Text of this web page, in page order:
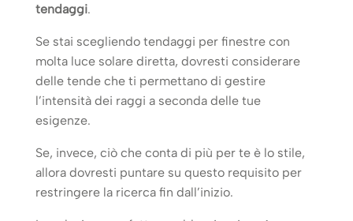
tendaggi.
Se stai scegliendo tendaggi per finestre con
molta luce solare diretta, dovresti considerare
delle tende che ti permettano di gestire
l’intensità dei raggi a seconda delle tue
esigenze.
Se, invece, ciò che conta di più per te è lo stile,
allora dovresti puntare su questo requisito per
restringere la ricerca fin dall’inizio.